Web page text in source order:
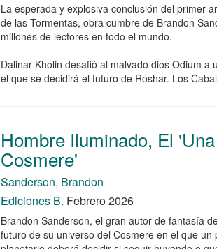
La esperada y explosiva conclusión del primer
de las Tormentas, obra cumbre de Brandon
millones de lectores en todo el mundo.
Dalinar Kholin desafió al malvado dios Odium a
el que se decidirá el futuro de Roshar. Los
Hombre Iluminado, El
Cosmere'
Sanderson, Brandon
Ediciones B. Febrero 2026
Brandon Sanderson, el gran autor de fantasía
futuro de su universo del Cosmere en el que un